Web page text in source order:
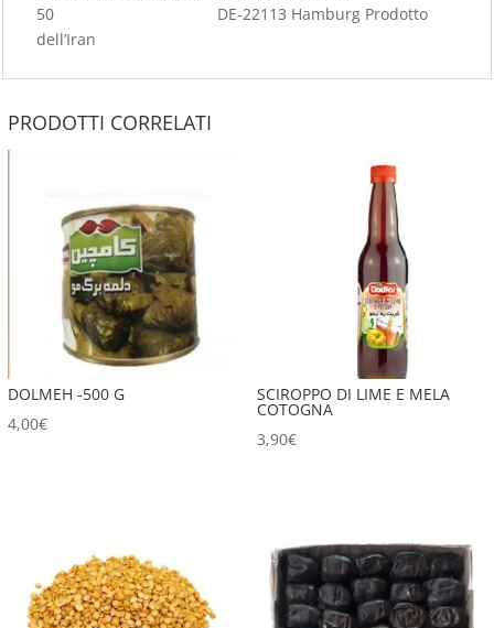
50 DE-22113 Hamburg Prodotto
dell’Iran
PRODOTTI CORRELATI
DOLMEH -500 G
4,00€
SCIROPPO DI LIME E MELA
COTOGNA
3,90€